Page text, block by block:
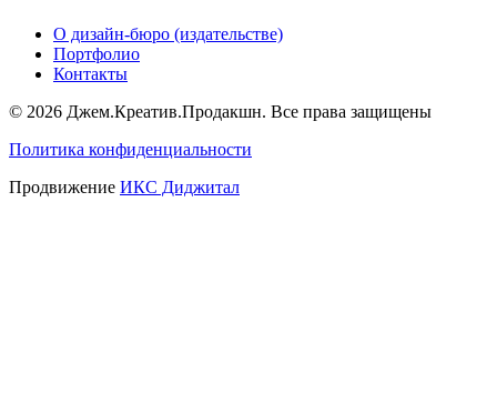
О дизайн-бюро (издательстве)
Портфолио
Контакты
© 2026 Джем.Креатив.Продакшн. Все права защищены
Политика конфиденциальности
Продвижение ИКС Диджитал